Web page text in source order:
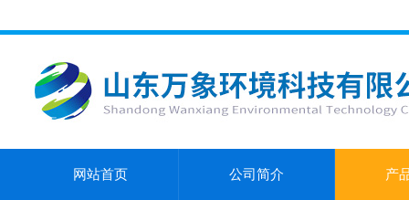
网站首页 公司简介 产